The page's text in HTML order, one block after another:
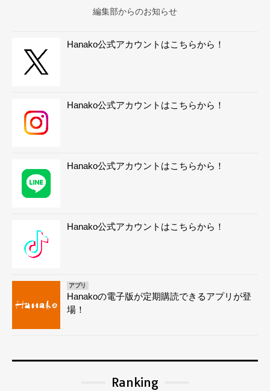
編集部からのお知らせ
Hanako公式アカウントはこちらから！
Hanako公式アカウントはこちらから！
Hanako公式アカウントはこちらから！
Hanako公式アカウントはこちらから！
アプリ
Hanakoの電子版が定期購読できるアプリが登
場！
Ranking